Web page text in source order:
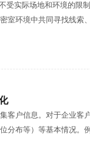
受实际场地和环境的限
室环境中共同寻找线索
客户信息。对于企业客
分布等）等基本情况。